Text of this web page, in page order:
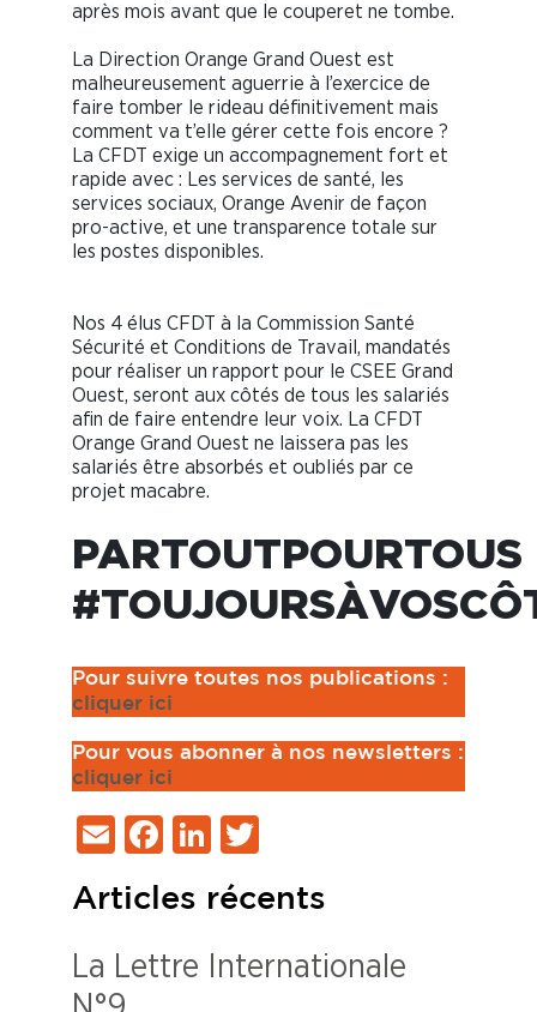
après mois avant que le couperet ne tombe.
La Direction Orange Grand Ouest est
malheureusement aguerrie à l’exercice de
faire tomber le rideau définitivement mais
comment va t’elle gérer cette fois encore ?
La CFDT exige un accompagnement fort et
rapide avec : Les services de santé, les
services sociaux, Orange Avenir de façon
pro-active, et une transparence totale sur
les postes disponibles.
Nos 4 élus CFDT à la Commission Santé
Sécurité et Conditions de Travail, mandatés
pour réaliser un rapport pour le CSEE Grand
Ouest, seront aux côtés de tous les salariés
afin de faire entendre leur voix. La CFDT
Orange Grand Ouest ne laissera pas les
salariés être absorbés et oubliés par ce
projet macabre.
PARTOUTPOURTOUS
Pour suivre toutes nos publications :
cliquer ici
Pour vous abonner à nos newsletters :
cliquer ici
EmailFacebook
LinkedIn
Articles récents
La Lettre Internationale